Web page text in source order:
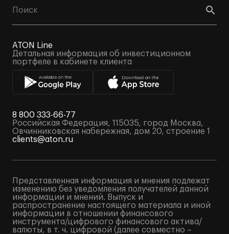
ATON Line
Детальная информация об инвестиционном
портфеле в кабинете клиента
8 800 333-66-77
Российская Федерация, 115035, город Москва,
Овчинниковская набережная, дом 20, строение 1
clients@aton.ru
Представленная информация и мнения подлежат
изменению без уведомления получателей данной
информации и мнений. Выпуск и
распространение настоящего материала и иной
информации в отношении финансового
инструмента/цифрового финансового актива/
валюты, в т. ч. цифровой (далее совместно –